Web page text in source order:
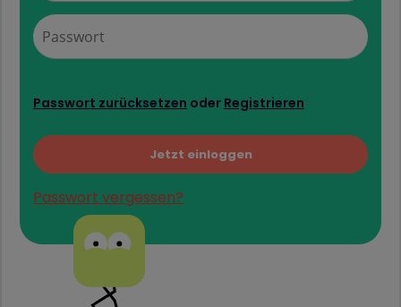
Passwort zurücksetzen oder Registrieren
Passwort vergessen?